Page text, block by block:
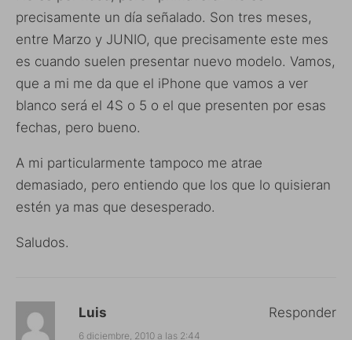
precisamente un día señalado. Son tres meses,
entre Marzo y JUNIO, que precisamente este mes
es cuando suelen presentar nuevo modelo. Vamos,
que a mi me da que el iPhone que vamos a ver
blanco será el 4S o 5 o el que presenten por esas
fechas, pero bueno.
A mi particularmente tampoco me atrae
demasiado, pero entiendo que los que lo quisieran
estén ya mas que desesperado.
Saludos.
Luis
6 diciembre, 2010 a las 2:44
Responder